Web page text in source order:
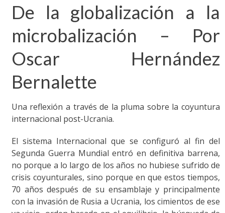
De la globalización a la
microbalización – Por
Oscar Hernández
Bernalette
Una reflexión a través de la pluma sobre la coyuntura
internacional post-Ucrania.
El sistema Internacional que se configuró al fin del
Segunda Guerra Mundial entró en definitiva barrena,
no porque a lo largo de los años no hubiese sufrido de
crisis coyunturales, sino porque en que estos tiempos,
70 años después de su ensamblaje y principalmente
con la invasión de Rusia a Ucrania, los cimientos de ese